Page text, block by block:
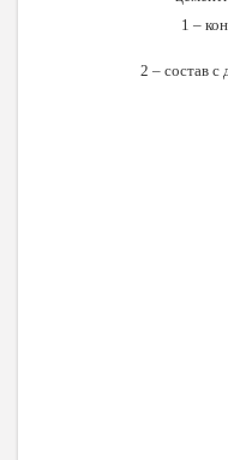
1 –
2 – состав с